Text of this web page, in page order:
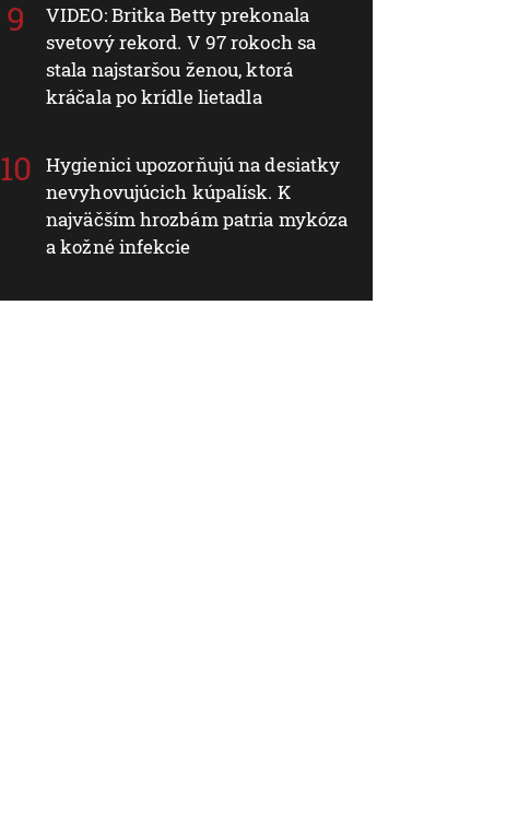
VIDEO: Britka Betty prekonala
svetový rekord. V 97 rokoch sa
stala najstaršou ženou, ktorá
kráčala po krídle lietadla
Hygienici upozorňujú na desiatky
nevyhovujúcich kúpalísk. K
najväčším hrozbám patria mykóza
a kožné infekcie